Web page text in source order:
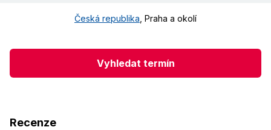
Česká republika Praha a okolí
Vyhledat termín
Recenze